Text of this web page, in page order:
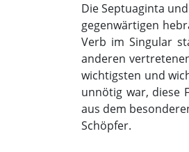
Die Septuaginta
gegenwärtigen
Verb im Singular
anderen
wichtigsten und
unnötig war, diese
aus dem
Schöpfer.